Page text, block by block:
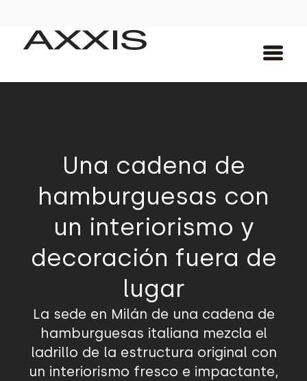
Una cadena de
hamburguesas con
un interiorismo y
decoración fuera de
lugar
La sede en Milán de una cadena de
hamburguesas italiana mezcla el
ladrillo de la estructura original con
un interiorismo fresco e impactante,